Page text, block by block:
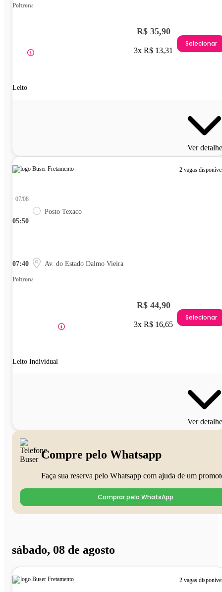
Poltrona
Leito
R$ 35,90
3x R$ 13,31
Selecionar
Ver
2 vagas
05:50
07/08
Posto Texaco
07:40 Av. do Estado Dalmo Vieira
Poltrona
Leito Individual
R$ 44,90
3x R$ 16,65
Selecionar
Ver
Compre pelo Whatsapp
Faça sua reserva pelo Whatsapp com ajuda de um
Comprar pelo WhatsApp
sábado, 08 de agosto
2 vagas